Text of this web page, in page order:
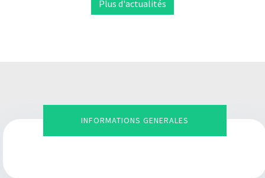
Plus d'actualités
INFORMATIONS GENERALES